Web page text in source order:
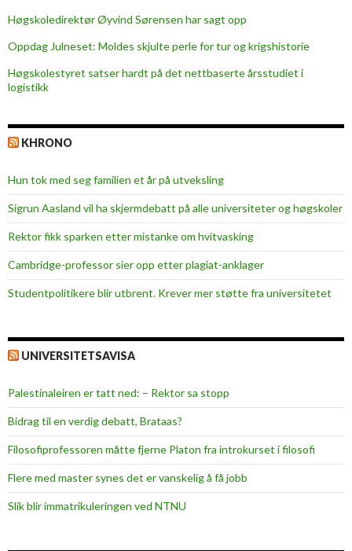
m
l
a
x
Høgskoledirektør Øyvind Sørensen har sagt opp
Oppdag Julneset: Moldes skjulte perle for tur og krigshistorie
Høgskolestyret satser hardt på det nettbaserte årsstudiet i
logistikk
KHRONO
Hun tok med seg familien et år på utveksling
Sigrun Aasland vil ha skjerm­debatt på alle universiteter og høgskoler
Rektor fikk sparken etter mistanke om hvitvasking
Cambridge-professor sier opp etter plagiat-anklager
Studentpolitikere blir utbrent. Krever mer støtte fra universitetet
UNIVERSITETSAVISA
Palestinaleiren er tatt ned: – Rektor sa stopp
Bidrag til en verdig debatt, Brataas?
Filosofiprofessoren måtte fjerne Platon fra introkurset i filosofi
Flere med master synes det er vanskelig å få jobb
Slik blir immatrikuleringen ved NTNU